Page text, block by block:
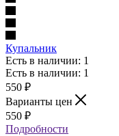
Купальник
Есть в наличии: 1
Есть в наличии: 1
550 ₽
Варианты цен
550 ₽
Подробности